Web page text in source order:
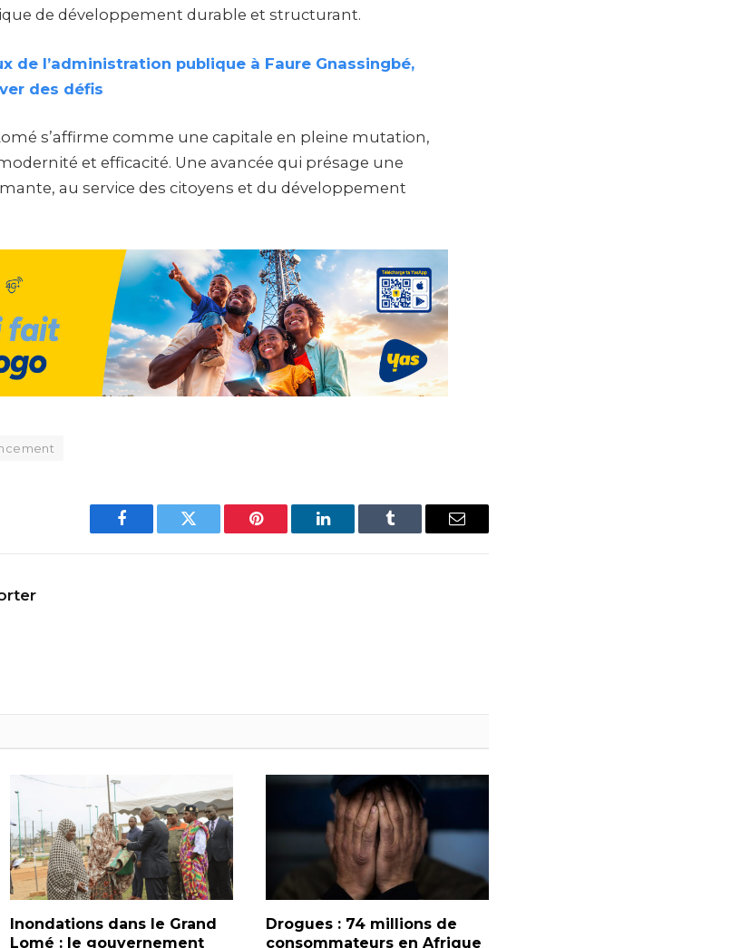
de développement durable et structurant.
de l’administration publique à Faure Gnassingbé,
des défis
s’affirme comme une capitale en pleine mutation,
et efficacité. Une avancée qui présage une
au service des citoyens et du développement
Facebook Twitter Pinterest LinkedIn Tumblr Email
Inondations dans le Grand
Lomé : le gouvernement
Drogues : 74 millions de
consommateurs en Afrique